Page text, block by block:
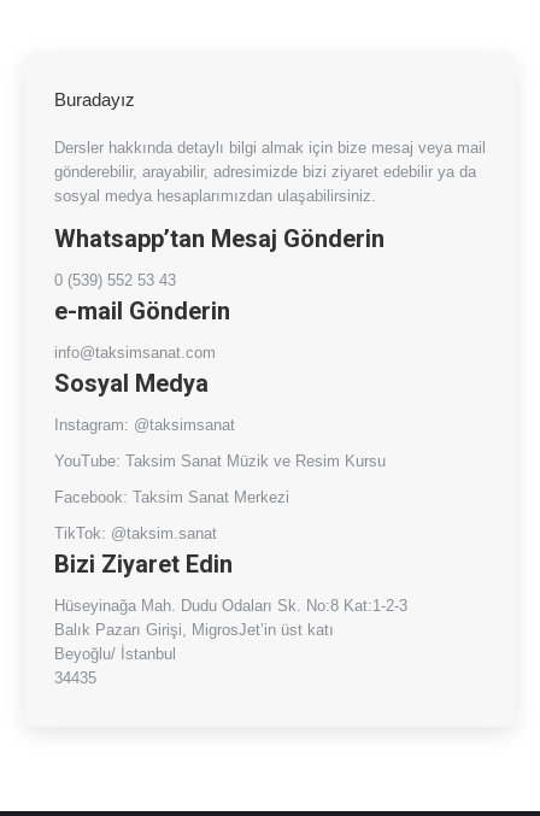
Buradayız
Dersler hakkında detaylı bilgi almak için bize mesaj veya mail
gönderebilir, arayabilir, adresimizde bizi ziyaret edebilir ya da
sosyal medya hesaplarımızdan ulaşabilirsiniz.
Whatsapp’tan Mesaj Gönderin
0 (539) 552 53 43
e-mail Gönderin
info@taksimsanat.com
Sosyal Medya
Instagram: @taksimsanat
YouTube: Taksim Sanat Müzik ve Resim Kursu
Facebook: Taksim Sanat Merkezi
TikTok: @taksim.sanat
Bizi Ziyaret Edin
Hüseyinağa Mah. Dudu Odaları Sk. No:8 Kat:1-2-3
Balık Pazarı Girişi, MigrosJet’in üst katı
Beyoğlu/ İstanbul
34435